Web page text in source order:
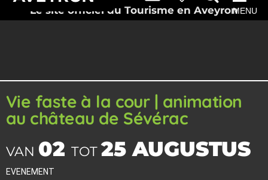
Le site officiel du Tourisme en AveyronMENU
Vie faste à la cour | animation
au château de Sévérac
VAN 02 TOT 25 AUGUSTUS
EVENEMENT